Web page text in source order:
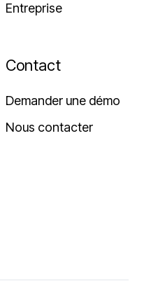
Entreprise
Contact
Demander une démo
Nous contacter